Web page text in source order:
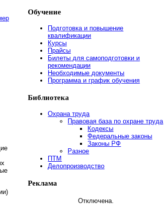
Обучение
Подготовка и повышение
квалификации
Курсы
Прайсы
Билеты для самоподготовки и
рекомендации
Необходимые документы
Программа и график обучения
Библиотека
Охрана труда
Правовая база по охране труда
Кодексы
Федеральные законы
Законы РФ
Разное
ПТМ
Делопроизводство
Реклама
Отключена.